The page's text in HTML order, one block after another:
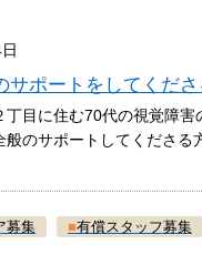
サポートをしてくだ
丁目に住む70代の視覚障
般のサポートしてくださる
募集 ■有償スタッフ募集